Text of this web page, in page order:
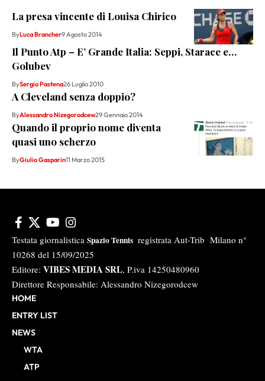
La presa vincente di Louisa Chirico
ByLuca Brancher9 Agosto 2014
Il Punto Atp – E’ Grande Italia: Seppi, Starace e…
Golubev
BySergio Pastena26 Luglio 2010
A Cleveland senza doppio?
ByAlessandro Nizegorodcew29 Gennaio 2014
Quando il proprio nome diventa
quasi uno scherzo
ByGiulio Gasparin11 Marzo 2015
Testata giornalistica Spazio Tennis registrata Aut-Trib Milano n°
10268 del 15/09/2025
Editore: VIBES MEDIA SRL, P.iva 14250480960
Direttore Responsabile: Alessandro Nizegorodcew
HOME
ENTRY LIST
NEWS
WTA
ATP